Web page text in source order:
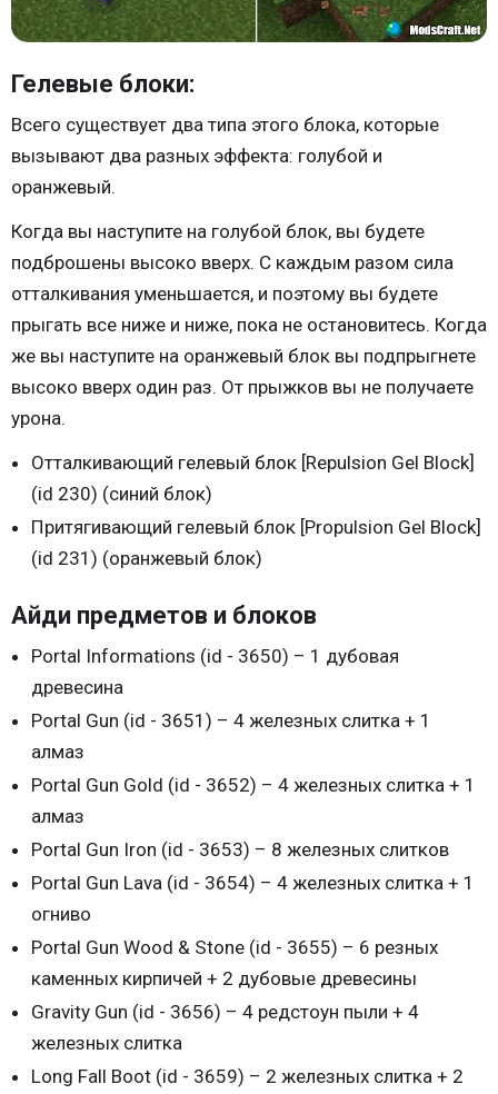
Гелевые блоки:
Всего существует два типа этого блока, которые
вызывают два разных эффекта: голубой и
оранжевый.
Когда вы наступите на голубой блок, вы будете
подброшены высоко вверх. С каждым разом сила
отталкивания уменьшается, и поэтому вы будете
прыгать все ниже и ниже, пока не остановитесь. Когда
же вы наступите на оранжевый блок вы подпрыгнете
высоко вверх один раз. От прыжков вы не получаете
урона.
Отталкивающий гелевый блок [Repulsion Gel Block]
(id 230) (синий блок)
Притягивающий гелевый блок [Propulsion Gel Block]
(id 231) (оранжевый блок)
Айди предметов и блоков
Portal Informations (id - 3650) – 1 дубовая
древесина
Portal Gun (id - 3651) – 4 железных слитка + 1
алмаз
Portal Gun Gold (id - 3652) – 4 железных слитка + 1
алмаз
Portal Gun Iron (id - 3653) – 8 железных слитков
Portal Gun Lava (id - 3654) – 4 железных слитка + 1
огниво
Portal Gun Wood & Stone (id - 3655) – 6 резных
каменных кирпичей + 2 дубовые древесины
Gravity Gun (id - 3656) – 4 редстоун пыли + 4
железных слитка
Long Fall Boot (id - 3659) – 2 железных слитка + 2